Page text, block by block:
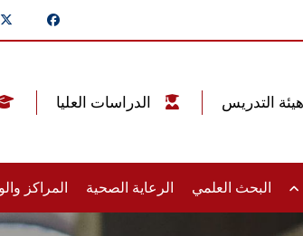
البحث العلمي الرعاية الصحية المراكز